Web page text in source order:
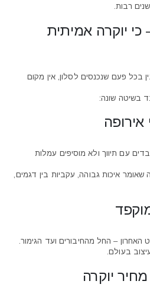
רבות.
כשמדובר ברהיט שמזמן את העין בכל פעם שנכנסים לסלון, אין מקום
אירופה
הרהיט מגיע ישירות מהיצרן – מה שאומר איכות גבוהה, עקביות בין דגמים,
– החל מהחיבורים ועד הגימור.
בעולם.
יוקרה